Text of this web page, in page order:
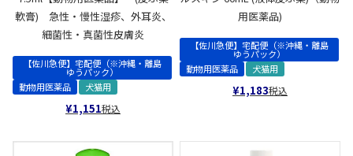
軟膏) 急性・慢性湿疹、外耳炎、
細菌性・真菌性皮膚炎
【佐川急便】宅配便（※沖縄・離島
ゆうパック）
動物用医薬品
犬猫用
¥1,151税込
用医薬品)
【佐川急便】宅配便（※沖縄・離島
ゆうパック）
動物用医薬品
犬猫用
¥1,183税込